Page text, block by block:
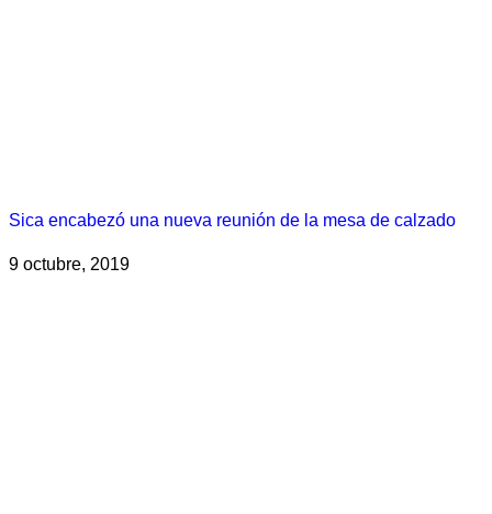
Sica encabezó una nueva reunión de la mesa de calzado
9 octubre, 2019